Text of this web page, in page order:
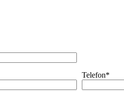
Telefon*